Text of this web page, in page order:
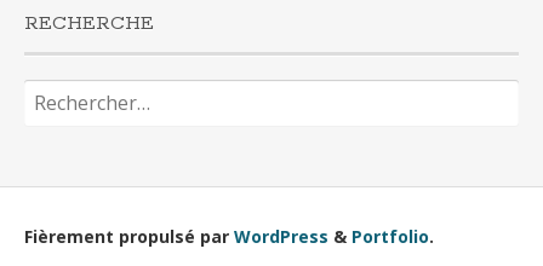
RECHERCHE
Rechercher :
Fièrement propulsé par WordPress & Portfolio.